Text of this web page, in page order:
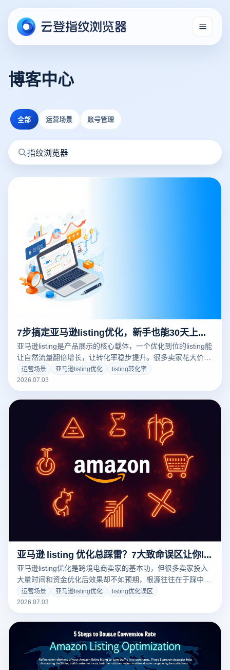
博客中心
全部 运营场景 账号管理
7步搞定亚马逊listing优化，新手也能30天上首页
亚马逊listing是产品展示的核心载体，一个优化到位的listing能
让自然流量翻倍增长，让转化率稳步提升。很多卖家花大价钱
投广告却忽视listing内功，导致流量浪费严重。亚马逊平台的
流量分配遵循"优质内容优先"原则，优化listing是投入产出比
最高的运营动作。本文从关键词布局、图片设计、五点
运营场景 亚马逊listing优化
listing转化率
2026.07.03
亚马逊 listing 优化总踩雷？7大致命误区让你listing转化率暴跌80%
亚马逊listing优化是跨境电商卖家的基本功，但很多卖家投入
大量时间和资金优化后效果却不如预期，根源往往在于踩中了
一些致命误区。listing优化的很多错误是不可逆的——一次严
重失误可能导致关键词排名倒退、转化率崩盘甚至账号被封。
本文总结7个最常见也最致命的listing优化误区，帮助卖家避
坑。
运营场景 亚马逊listing优化
listing优化误区
2026.07.03